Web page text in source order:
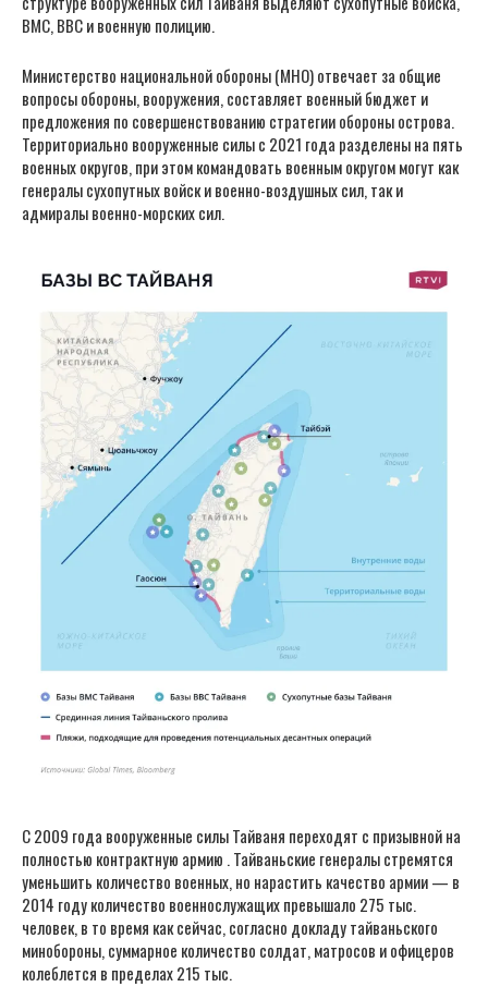
ВМС, ВВС и военную полицию.
Министерство национальной обороны (МНО) отвечает за общие
вопросы обороны, вооружения, составляет военный бюджет и
предложения по совершенствованию стратегии обороны острова.
Территориально вооруженные силы с 2021 года разделены на пять
военных округов, при этом командовать военным округом могут как
генералы сухопутных войск и военно-воздушных сил, так и
адмиралы военно-морских сил.
С 2009 года вооруженные силы Тайваня переходят с призывной на
полностью контрактную армию . Тайваньские генералы стремятся
уменьшить количество военных, но нарастить качество армии — в
2014 году количество военнослужащих превышало 275 тыс.
человек, в то время как сейчас, согласно докладу тайваньского
минобороны, суммарное количество солдат, матросов и офицеров
колеблется в пределах 215 тыс.